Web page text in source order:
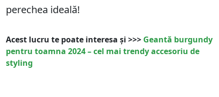
perechea ideală!
Acest lucru te poate interesa și >>> Geantă burgundy
pentru toamna 2024 – cel mai trendy accesoriu de
styling